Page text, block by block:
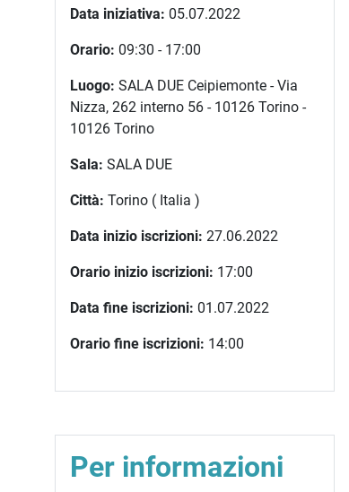
Data iniziativa: 05.07.2022
Orario: 09:30 - 17:00
Luogo: SALA DUE Ceipiemonte - Via
Nizza, 262 interno 56 - 10126 Torino -
10126 Torino
Sala: SALA DUE
Città: Torino ( Italia )
Data inizio iscrizioni: 27.06.2022
Orario inizio iscrizioni: 17:00
Data fine iscrizioni: 01.07.2022
Orario fine iscrizioni: 14:00
Per informazioni